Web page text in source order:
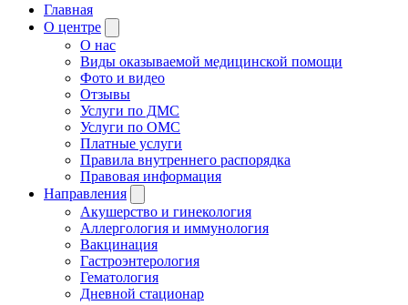
Главная
О центре
О нас
Виды оказываемой медицинской помощи
Фото и видео
Отзывы
Услуги по ДМС
Услуги по ОМС
Платные услуги
Правила внутреннего распорядка
Правовая информация
Направления
Акушерство и гинекология
Аллергология и иммунология
Вакцинация
Гастроэнтерология
Гематология
Дневной стационар